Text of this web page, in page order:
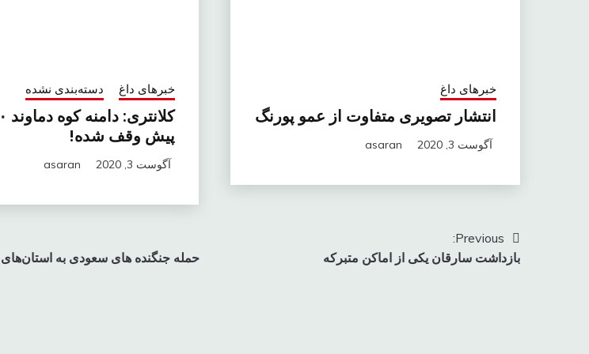
خبرهای داغ
انتشار تصویری متفاوت از عمو پورنگ
آگوست 3, 2020 asaran
خبرهای داغ دسته‌بندی نشده
پیش وقف شده!
آگوست 3, 2020 asaran
راهبری
نوشته
Previous:
بازداشت سارقان یكی از اماکن متبرکه
حمله جنگنده های سعودی به